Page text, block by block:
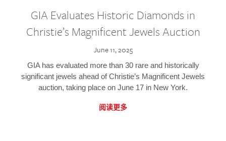
GIA Evaluates Historic Diamonds in
Christie’s Magnificent Jewels Auction
June 11, 2025
GIA has evaluated more than 30 rare and historically
significant jewels ahead of Christie’s Magnificent Jewels
auction, taking place on June 17 in New York.
阅读更多